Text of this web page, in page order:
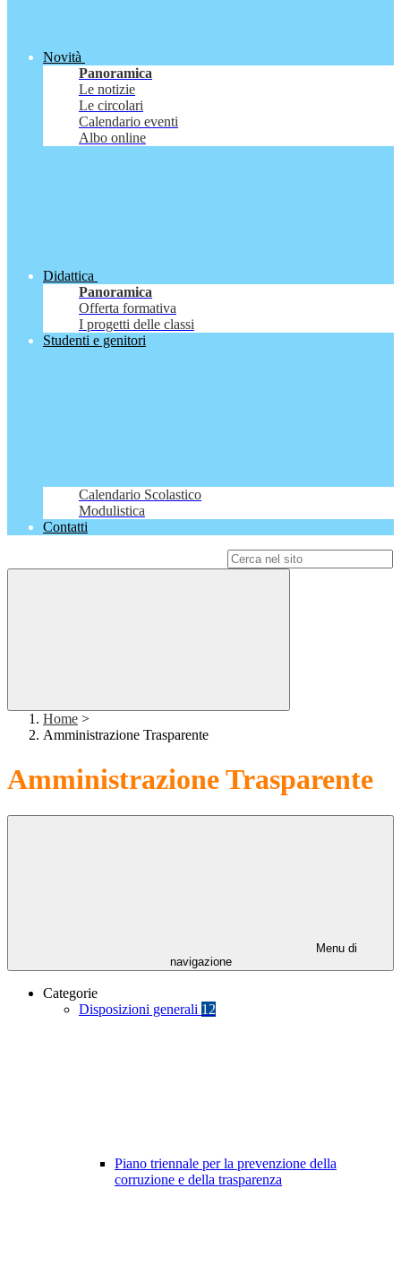
Novità
Panoramica
Le notizie
Le circolari
Calendario eventi
Albo online
Didattica
Panoramica
Offerta formativa
I progetti delle classi
Studenti e genitori
Calendario Scolastico
Modulistica
Contatti
Home >
Amministrazione Trasparente
Amministrazione Trasparente
Menu di
navigazione
Categorie
Disposizioni generali 12
Piano triennale per la prevenzione della
corruzione e della trasparenza